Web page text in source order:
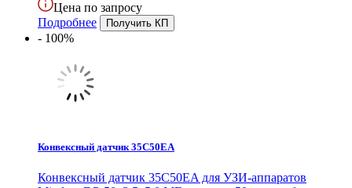
Цена по запросу
Подробнее
- 100%
Конвексный датчик 35C50EA
Конвексный датчик 35C50EA для УЗИ-аппаратов